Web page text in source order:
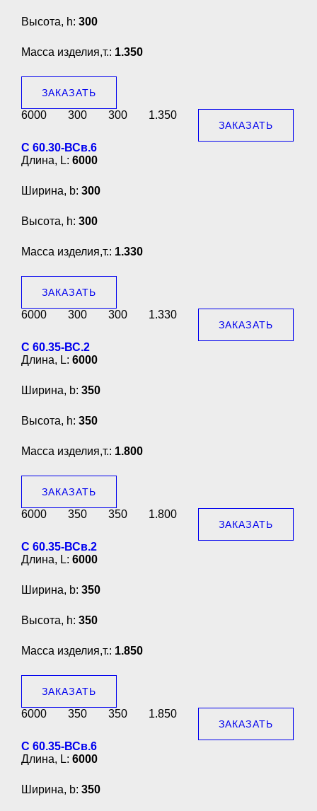
Высота, h: 300
Масса изделия,т.: 1.350
ЗАКАЗАТЬ
6000 300 300 1.350
ЗАКАЗАТЬ
С 60.30-ВСв.6
Длина, L: 6000
Ширина, b: 300
Высота, h: 300
Масса изделия,т.: 1.330
ЗАКАЗАТЬ
6000 300 300 1.330
ЗАКАЗАТЬ
С 60.35-ВС.2
Длина, L: 6000
Ширина, b: 350
Высота, h: 350
Масса изделия,т.: 1.800
ЗАКАЗАТЬ
6000 350 350 1.800
ЗАКАЗАТЬ
С 60.35-ВСв.2
Длина, L: 6000
Ширина, b: 350
Высота, h: 350
Масса изделия,т.: 1.850
ЗАКАЗАТЬ
6000 350 350 1.850
ЗАКАЗАТЬ
С 60.35-ВСв.6
Длина, L: 6000
Ширина, b: 350